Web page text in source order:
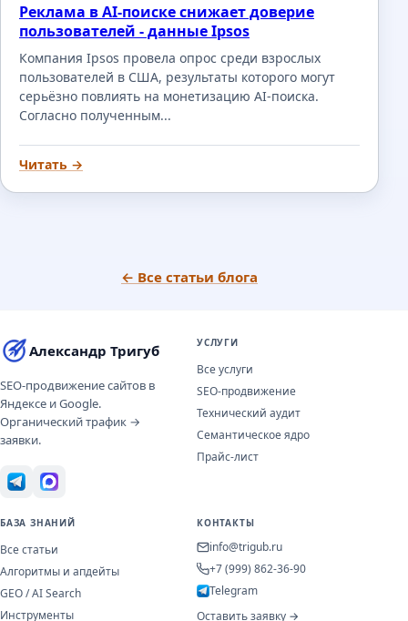
Реклама в AI-поиске снижает доверие
пользователей - данные Ipsos
Компания Ipsos провела опрос среди взрослых
пользователей в США, результаты которого могут
серьёзно повлиять на монетизацию AI-поиска.
Согласно полученным...
Читать →
← Все статьи блога
Александр Тригуб
SEO-продвижение сайтов в
Яндексе и Google.
Органический трафик →
заявки.
УСЛУГИ
Все услуги
SEO-продвижение
Технический аудит
Семантическое ядро
Прайс-лист
БАЗА ЗНАНИЙ
Все статьи
Алгоритмы и апдейты
GEO / AI Search
Инструменты
КОНТАКТЫ
info@trigub.ru
+7 (999) 862-36-90
Telegram
Оставить заявку →